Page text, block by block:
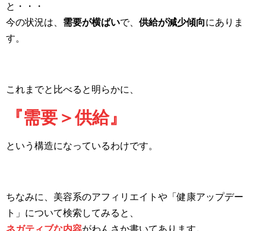
と・・・
今の状況は、 需要が横ばいで、 供給が減少傾向にありま
す。
これまでと比べると明らかに、
『需要＞供給』
という構造になっているわけです。
ちなみに、美容系のアフィリエイトや「健康アップデー
ト」について検索してみると、
ネガティブな内容がわんさか書いてあります。